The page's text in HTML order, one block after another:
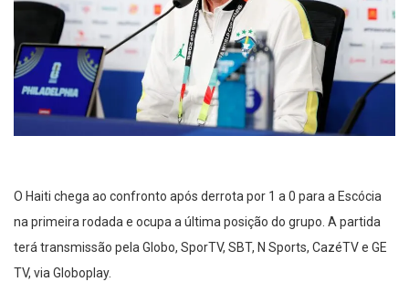
O Haiti chega ao confronto após derrota por 1 a 0 para a Escócia
na primeira rodada e ocupa a última posição do grupo. A partida
terá transmissão pela Globo, SporTV, SBT, N Sports, CazéTV e GE
TV, via Globoplay.